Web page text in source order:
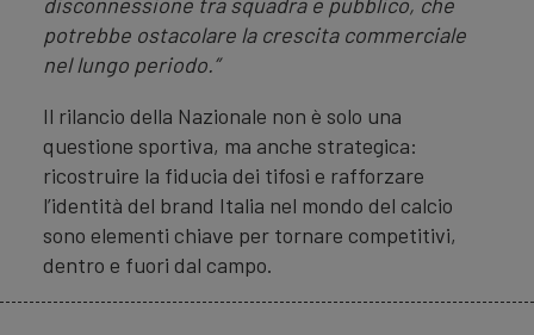
potrebbe ostacolare la crescita commerciale
nel lungo periodo.”
Il rilancio della Nazionale non è solo una
questione sportiva, ma anche strategica:
ricostruire la fiducia dei tifosi e rafforzare
l’identità del brand Italia nel mondo del calcio
sono elementi chiave per tornare competitivi,
dentro e fuori dal campo.